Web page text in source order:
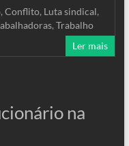
, Conflito, Luta sindical,
, Trabalho
Ler mais
na